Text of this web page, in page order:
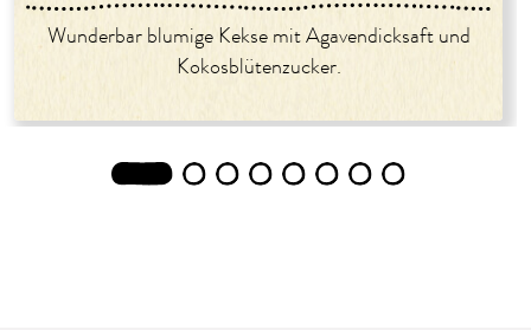
Wunderbar blumige Kekse mit Agavendicksaft und
Kokosblütenzucker.
2 3 4 5 6 7 8